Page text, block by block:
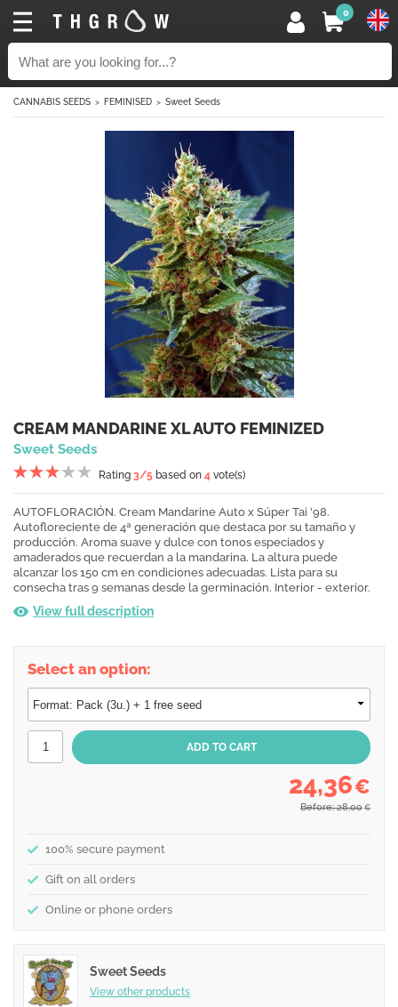
0
CANNABIS SEEDS FEMINISED Sweet Seeds
CREAM MANDARINE XL AUTO FEMINIZED
Sweet Seeds
Rating 3/5 based on 4 vote(s)
AUTOFLORACIÓN. Cream Mandarine Auto x Súper Tai '98.
Autofloreciente de 4ª generación que destaca por su tamaño y
producción. Aroma suave y dulce con tonos especiados y
amaderados que recuerdan a la mandarina. La altura puede
alcanzar los 150 cm en condiciones adecuadas. Lista para su
consecha tras 9 semanas desde la germinación. Interior - exterior.
View full description
Select an option:
24,36€
Before: 28,00 €
100% secure payment
Gift on all orders
Online or phone orders
Sweet Seeds
View other products